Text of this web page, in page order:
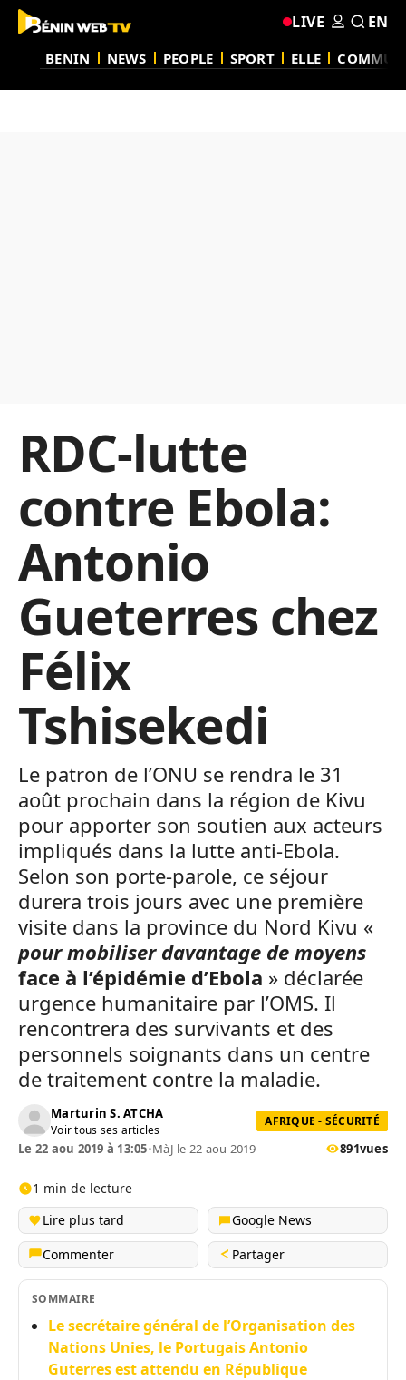
BENIN NEWS PEOPLE SPORT ELLE
LIVE EN
RDC-lutte
contre Ebola:
Antonio
Gueterres chez
Félix
Tshisekedi
Le patron de l’ONU se rendra le 31
août prochain dans la région de Kivu
pour apporter son soutien aux acteurs
impliqués dans la lutte anti-Ebola.
Selon son porte-parole, ce séjour
durera trois jours avec une première
visite dans la province du Nord Kivu «
pour mobiliser davantage de moyens
face à l’épidémie d’Ebola » déclarée
urgence humanitaire par l’OMS. Il
rencontrera des survivants et des
personnels soignants dans un centre
de traitement contre la maladie.
Marturin S. ATCHA
Voir tous ses articles
AFRIQUE - SÉCURITÉ
Le 22 aou 2019 à 13:05•MàJ le 22 aou 2019 891vues
1 min de lecture
Lire plus tard
Google News
Commenter
Partager
SOMMAIRE
Le secrétaire général de l’Organisation des
Nations Unies, le Portugais Antonio
Guterres est attendu en République